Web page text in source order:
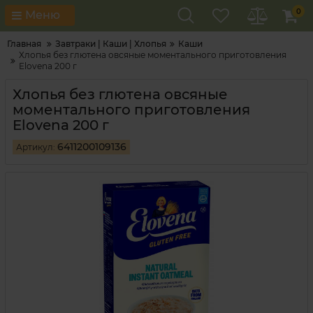
Меню 0
Главная Завтраки | Каши | Хлопья
Каши
Хлопья без глютена овсяные моментального приготовления
Elovena 200 г
Хлопья без глютена овсяные
моментального приготовления
Elovena 200 г
Артикул: 6411200109136